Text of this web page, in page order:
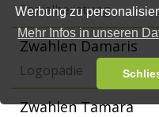
Werbung zu
Mehr Infos in unseren
Sozialberatung
Zwahlen Damaris
Logopädie
Zwahlen Tamara